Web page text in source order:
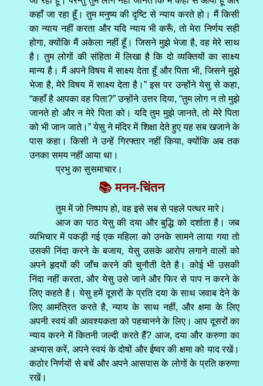
कहाँ जा रहा हूँ। तुम मनुष्य की दृष्टि से न्याय करते हो। मैं किसी
का न्याय नहीं करता और यदि न्याय भी करूँ, तो मेरा निर्णय सही
होगा, क्योंकि मैं अकेला नहीं हूँ। जिसने मुझे भेजा है, वह मेरे साथ
है। तुम लोगों की संहिता में लिखा है कि दो व्यक्तियों का साक्ष्य
मान्य है। मैं अपने विषय में साक्ष्य देता हूँ और पिता भी, जिसने मुझे
भेजा है, मेरे विषय में साक्ष्य देता है।” इस पर उन्होंने येसु से कहा,
“कहाँ है आपका वह पिता?” उन्होंने उत्तर दिया, “तुम लोग न तो मुझे
जानते हो और न मेरे पिता को। यदि तुम मुझे जानते, तो मेरे पिता
को भी जान जाते।” येसु ने मंदिर में शिक्षा देते हुए यह सब खजाने के
पास कहा। किसी ने उन्हें गिरफ्तार नहीं किया, क्योंकि अब तक
उनका समय नहीं आया था।
प्रभु का सुसमाचार।
📚 मनन-चिंतन
तुम में जो निष्पाप हो, वह इसे सब से पहले पत्थर मारे।
आज का पाठ येसु की दया और बुद्धि को दर्शाता है। जब
व्यभिचार में पकड़ी गई एक महिला को उनके सामने लाया गया तो
उसकी निंदा करने के बजाय, येसु उसके आरोप लगाने वालों को
अपने हृदयों की जाँच करने की चुनौती देते है। कोई भी उसकी
निंदा नहीं करता, और येसु उसे जाने और फिर से पाप न करने के
लिए कहते है। येसु हमें दूसरों के प्रति दया के साथ जवाब देने के
लिए आमंत्रित करते है, न्याय के साथ नहीं, और क्षमा के लिए
अपनी स्वयं की आवश्यकता को पहचानने के लिए। आप दूसरों का
न्याय करने में कितनी जल्दी करते हैं? आज, दया और करुणा का
अभ्यास करें, अपने स्वयं के दोषों और ईष्वर की क्षमा को याद रखें।
कठोर निर्णयों से बचें और अपने आसपास के लोगों के प्रति करुणा
रखें।